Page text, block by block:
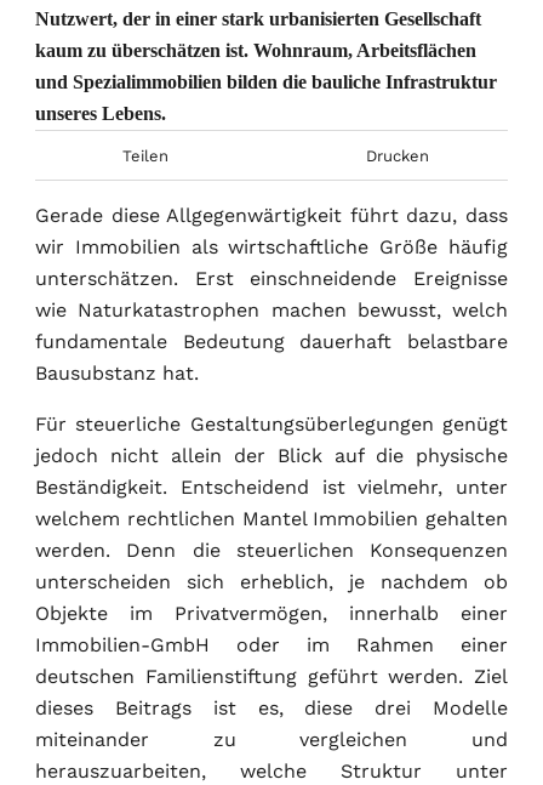
Nutzwert, der in einer stark urbanisierten Gesellschaft
kaum zu überschätzen ist. Wohnraum, Arbeitsflächen
und Spezialimmobilien bilden die bauliche Infrastruktur
unseres Lebens.
Teilen Drucken
Gerade diese Allgegenwärtigkeit führt dazu, dass
wir Immobilien als wirtschaftliche Größe häufig
unterschätzen. Erst einschneidende Ereignisse
wie Naturkatastrophen machen bewusst, welch
fundamentale Bedeutung dauerhaft belastbare
Bausubstanz hat.
Für steuerliche Gestaltungsüberlegungen genügt
jedoch nicht allein der Blick auf die physische
Beständigkeit. Entscheidend ist vielmehr, unter
welchem rechtlichen Mantel Immobilien gehalten
werden. Denn die steuerlichen Konsequenzen
unterscheiden sich erheblich, je nachdem ob
Objekte im Privatvermögen, innerhalb einer
Immobilien-GmbH oder im Rahmen einer
deutschen Familienstiftung geführt werden. Ziel
dieses Beitrags ist es, diese drei Modelle
miteinander zu vergleichen und
herauszuarbeiten, welche Struktur unter